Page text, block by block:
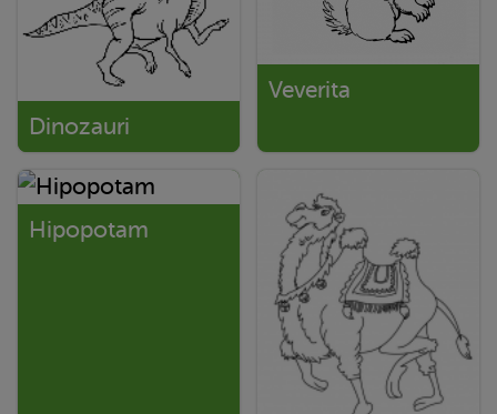
Dinozauri
Veverita
Hipopotam